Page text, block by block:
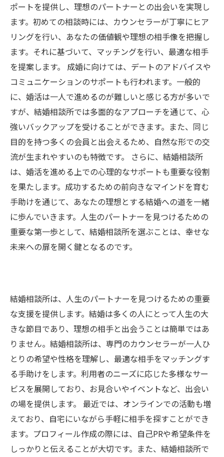
ポートを提供し、理想のパートナーとの出会いを実現し
ます。初めての相談時には、カウンセラーが丁寧にヒア
リングを行い、あなたの価値観や理想の相手像を把握し
ます。それに基づいて、マッチングを行い、最適な相手
を提案します。 成婚に向けては、デートのアドバイスや
コミュニケーションのサポートも行われます。一般的
に、婚活は一人で進めるのが難しいと感じる方が多いで
すが、結婚相談所では多面的なアプローチを通じて、心
強いバックアップを受けることができます。また、同じ
目的を持つ多くの会員と出会えるため、自然な形での交
流が生まれやすいのも特徴です。 さらに、結婚相談所
は、婚活を進める上での心理的なサポートも重要な役割
を果たします。成功するための前向きなマインドを育む
手助けを通じて、あなたの理想とする結婚への道を一緒
に歩んでいきます。人生のパートナーを見つけるための
重要な第一歩として、結婚相談所を選ぶことは、幸せな
未来への扉を開く鍵となるのです。
結婚相談所は、人生のパートナーを見つけるための重要
な支援を提供します。結婚は多くの人にとって人生の大
きな節目であり、理想の相手と出会うことは簡単ではあ
りません。結婚相談所は、専門のカウンセラーが一人ひ
とりの希望や性格を理解し、最適な相手をマッチングす
る手助けをします。利用者のニーズに応じた多様なサー
ビスを展開しており、お見合いやイベントなど、出会い
の場を提供します。 最近では、オンラインでの活動も増
えており、自宅にいながら手軽に相手を探すことができ
ます。プロフィール作成の際には、自己PRや希望条件を
しっかりと伝えることが大切です。また、結婚相談所で